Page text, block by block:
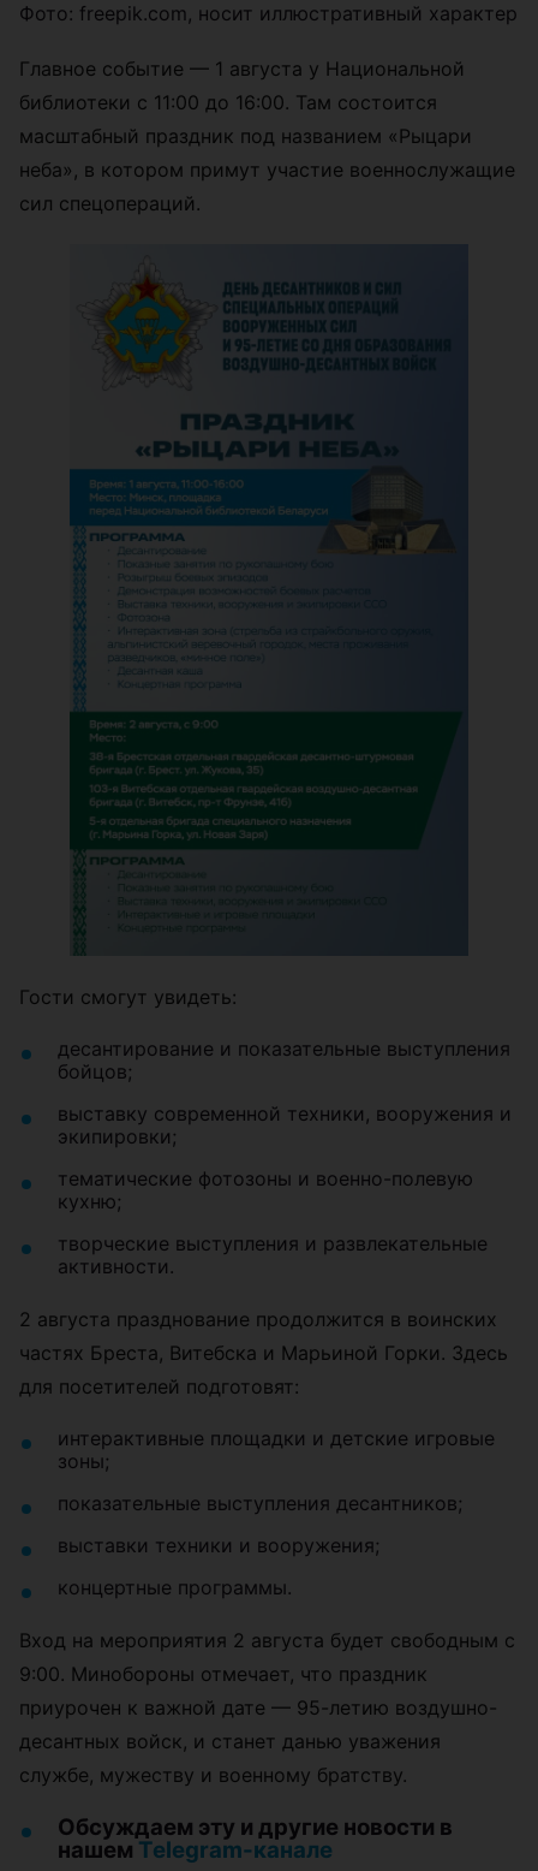
Фото: freepik.com, носит иллюстративный характер
Главное событие — 1 августа у Национальной
библиотеки с 11:00 до 16:00. Там состоится
масштабный праздник под названием «Рыцари
неба», в котором примут участие военнослужащие
сил спецопераций.
Гости смогут увидеть:
десантирование и показательные выступления
бойцов;
выставку современной техники, вооружения и
экипировки;
тематические фотозоны и военно-полевую
кухню;
творческие выступления и развлекательные
активности.
2 августа празднование продолжится в воинских
частях Бреста, Витебска и Марьиной Горки. Здесь
для посетителей подготовят:
интерактивные площадки и детские игровые
зоны;
показательные выступления десантников;
выставки техники и вооружения;
концертные программы.
Вход на мероприятия 2 августа будет свободным с
9:00. Минобороны отмечает, что праздник
приурочен к важной дате — 95-летию воздушно-
десантных войск, и станет данью уважения
службе, мужеству и военному братству.
Обсуждаем эту и другие новости в
нашем Telegram-канале